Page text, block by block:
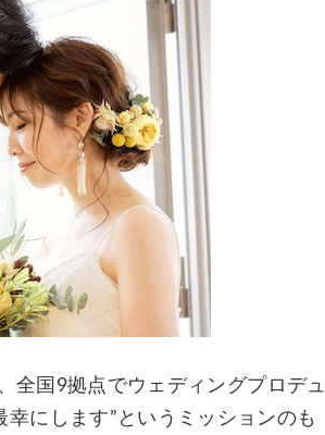
全国9拠点でウェディングプロデュ
にします”というミッションのも